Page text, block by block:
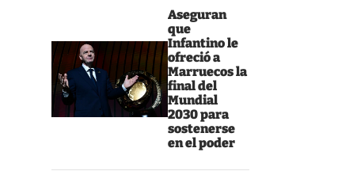
Aseguran
que
Infantino le
ofreció a
Marruecos la
final del
Mundial
2030 para
sostenerse
en el poder